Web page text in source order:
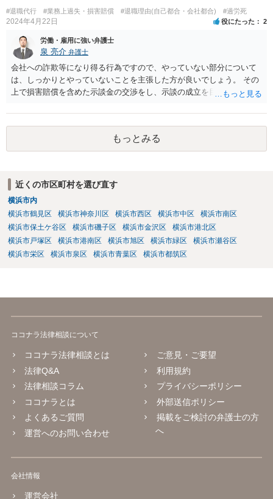
#退職代行 #業務上過失・損害賠償 #退職理由(自己都合・会社都合) #過労死
2024年4月22日 役にたった 2
労働・雇用に強い弁護士
泉 亮介 弁護士
会社への詐欺等になり得る行為ですので、やっていない部分について
は、しっかりとやっていないことを主張した方が良いでしょう。 その
上で損害賠償を含めた示談金の交渉をし、示談の成立を目指す必要が
もっとみる
近くの市区町村を選び直す
横浜市内
横浜市鶴見区
横浜市神奈川区 横浜市西区 横浜市中区
横浜市南区
横浜市保土ケ谷区
横浜市磯子区 横浜市金沢区
横浜市港北区
横浜市戸塚区
横浜市港南区 横浜市旭区 横浜市緑区
横浜市瀬谷区
横浜市栄区
横浜市泉区 横浜市青葉区 横浜市都筑区
ココナラ法律相談について
ココナラ法律相談とは
法律Q&A
法律相談コラム
ココナラとは
よくあるご質問
運営へのお問い合わせ
ご意見・ご要望
利用規約
プライバシーポリシー
外部送信ポリシー
掲載をご検討の弁護士の方
へ
会社情報
運営会社